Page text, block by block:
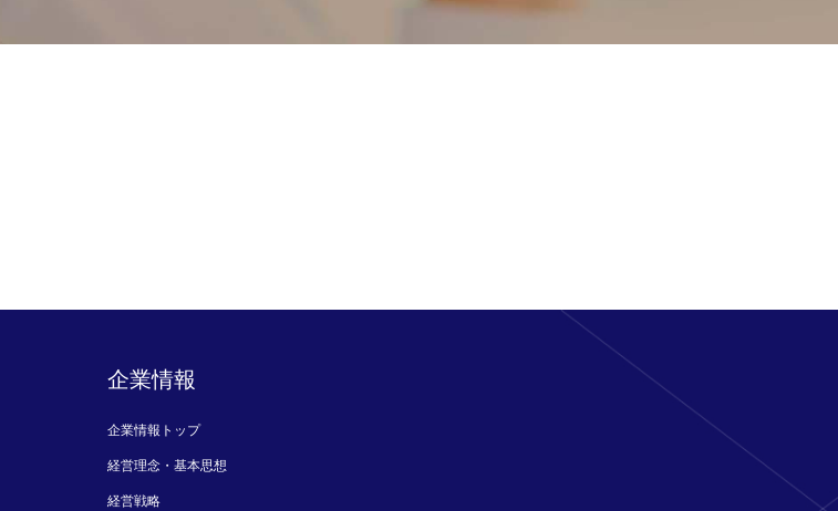
企業情報
企業情報トップ
経営理念・基本思想
経営戦略